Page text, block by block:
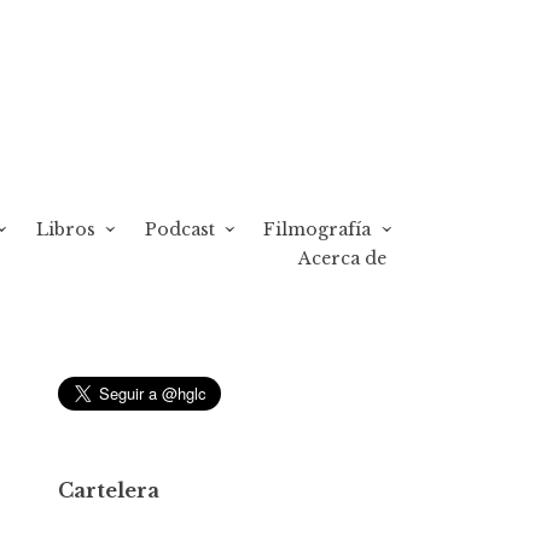
Libros Podcast
Filmografía
Acerca de
Cartelera